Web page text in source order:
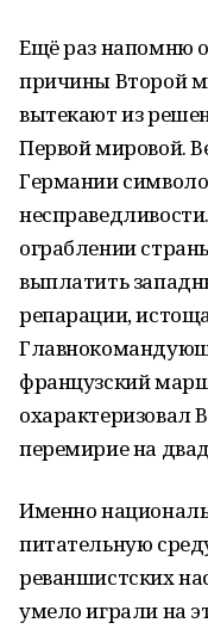
Ещё раз напомню
причины Второй
вытекают из
Первой мировой.
Германии
ограблении
выплатить
репарации,
французский
охарактеризовал
перемирие на
Именно
питательную
реваншистских
умело играли на